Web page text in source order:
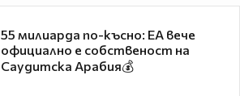
55 милиарда по-късно: EA вече
официално е собственост на
Саудитска Арабия💰